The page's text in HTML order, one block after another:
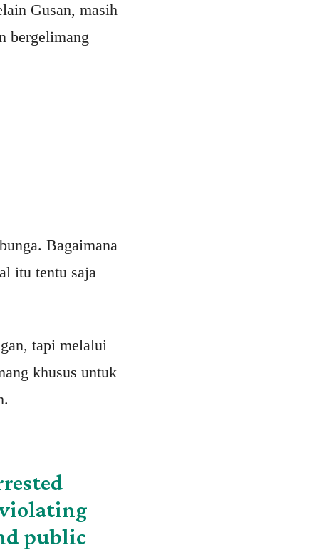
Gusan, masih
bergelimang
Bagaimana
itu tentu saja
tapi melalui
khusus untuk
violating
public